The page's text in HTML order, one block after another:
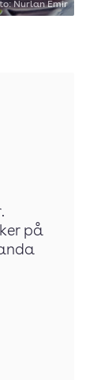
Nurlan Emir
på